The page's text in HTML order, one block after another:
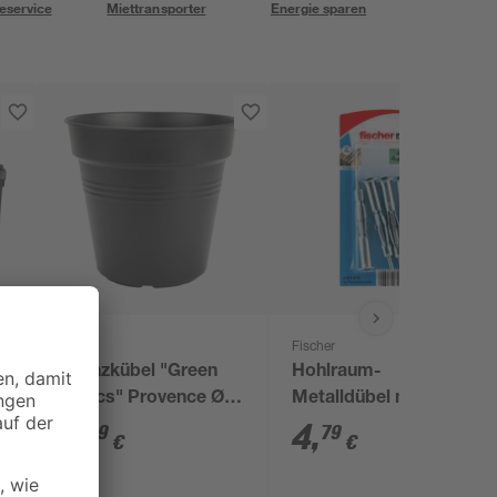
Miettransporter Energie sparen
Pflanzkübel "Green
Basics" Provence Ø
24 cm
29 €
Fischer
Hohlraum-
Metalldübel mit
Schrauben 'HM SK' Ø
5 x 65 mm, 8-teilig
4,79 €